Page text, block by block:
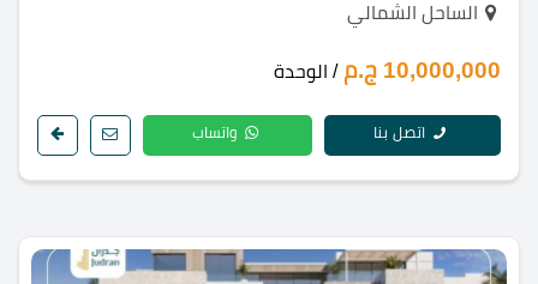
الساحل الشمالي
10,000,000 ج.م / الوحدة
اتصل بنا واتساب